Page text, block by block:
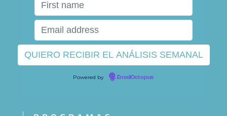
Powered by EmailOctopus